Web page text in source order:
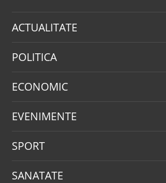
ACTUALITATE
POLITICA
ECONOMIC
EVENIMENTE
SPORT
SANATATE